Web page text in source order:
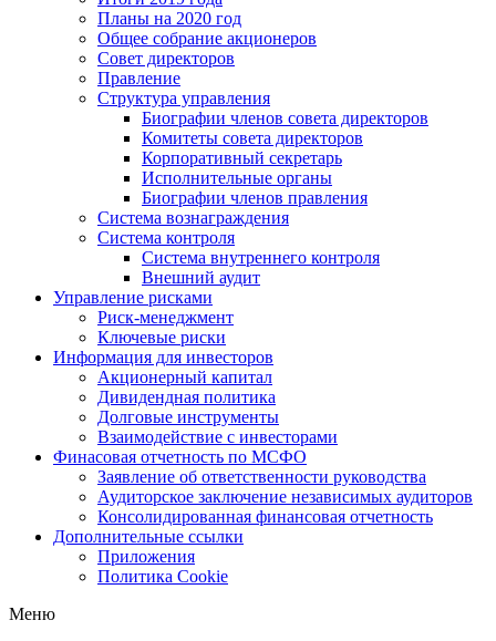
Планы на 2020 год
Общее собрание акционеров
Совет директоров
Правление
Структура управления
Биографии членов совета директоров
Комитеты совета директоров
Корпоративный секретарь
Исполнительные органы
Биографии членов правления
Система вознаграждения
Система контроля
Система внутреннего контроля
Внешний аудит
Управление рисками
Риск-менеджмент
Ключевые риски
Информация для инвесторов
Акционерный капитал
Дивидендная политика
Долговые инструменты
Взаимодействие с инвеcторами
Финасовая отчетность по МСФО
Заявление об ответственности руководства
Аудиторское заключение независимых аудиторов
Консолидированная финансовая отчетность
Дополнительные ссылки
Приложения
Политика Cookie
Меню